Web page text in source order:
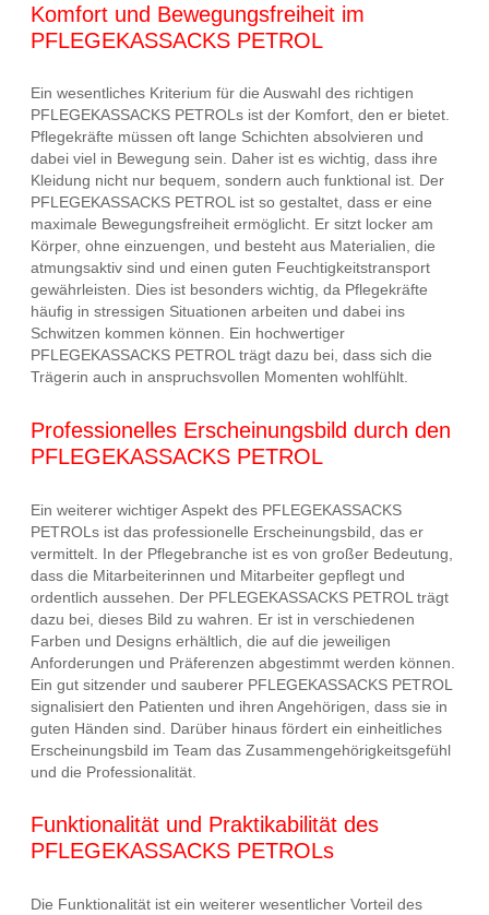
Komfort und Bewegungsfreiheit im
PFLEGEKASSACKS PETROL
Ein wesentliches Kriterium für die Auswahl des richtigen
PFLEGEKASSACKS PETROLs ist der Komfort, den er bietet.
Pflegekräfte müssen oft lange Schichten absolvieren und
dabei viel in Bewegung sein. Daher ist es wichtig, dass ihre
Kleidung nicht nur bequem, sondern auch funktional ist. Der
PFLEGEKASSACKS PETROL ist so gestaltet, dass er eine
maximale Bewegungsfreiheit ermöglicht. Er sitzt locker am
Körper, ohne einzuengen, und besteht aus Materialien, die
atmungsaktiv sind und einen guten Feuchtigkeitstransport
gewährleisten. Dies ist besonders wichtig, da Pflegekräfte
häufig in stressigen Situationen arbeiten und dabei ins
Schwitzen kommen können. Ein hochwertiger
PFLEGEKASSACKS PETROL trägt dazu bei, dass sich die
Trägerin auch in anspruchsvollen Momenten wohlfühlt.
Professionelles Erscheinungsbild durch den
PFLEGEKASSACKS PETROL
Ein weiterer wichtiger Aspekt des PFLEGEKASSACKS
PETROLs ist das professionelle Erscheinungsbild, das er
vermittelt. In der Pflegebranche ist es von großer Bedeutung,
dass die Mitarbeiterinnen und Mitarbeiter gepflegt und
ordentlich aussehen. Der PFLEGEKASSACKS PETROL trägt
dazu bei, dieses Bild zu wahren. Er ist in verschiedenen
Farben und Designs erhältlich, die auf die jeweiligen
Anforderungen und Präferenzen abgestimmt werden können.
Ein gut sitzender und sauberer PFLEGEKASSACKS PETROL
signalisiert den Patienten und ihren Angehörigen, dass sie in
guten Händen sind. Darüber hinaus fördert ein einheitliches
Erscheinungsbild im Team das Zusammengehörigkeitsgefühl
und die Professionalität.
Funktionalität und Praktikabilität des
PFLEGEKASSACKS PETROLs
Die Funktionalität ist ein weiterer wesentlicher Vorteil des